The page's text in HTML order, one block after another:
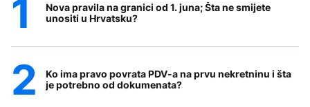
Nova pravila na granici od 1. juna; Šta ne smijete
unositi u Hrvatsku?
Ko ima pravo povrata PDV-a na prvu nekretninu i šta
je potrebno od dokumenata?